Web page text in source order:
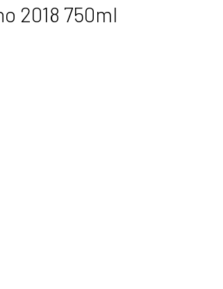
2018 750ml